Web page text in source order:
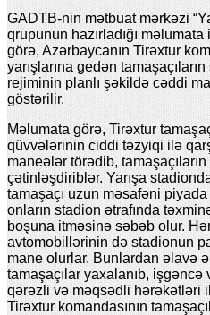
GADTB-nin mətbuat mərkəzi
qrupunun hazırladığı
görə, Azərbaycanın Tirəxtur
yarışlarına gedən
rejiminin planlı şəkildə cəddi
göstərilir.
Məlumata görə, Tirəxtur
qüvvələrinin ciddi təzyiqi ilə
maneələr törədib,
çətinləşdiriblər. Yarışa
tamaşaçı uzun məsafəni
onların stadion ətrafında
boşuna itməsinə səbəb olur.
avtomobillərinin də stadionun
mane olurlar. Bunlardan əlavə
tamaşaçılar yaxalanıb, işgəncə
qərəzli və məqsədli hərəkətləri
Tirəxtur komandasının